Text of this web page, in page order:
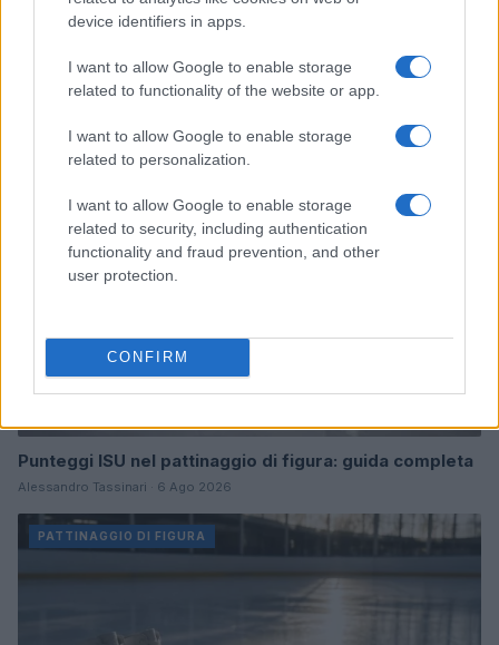
device identifiers in apps.
I want to allow Google to enable storage
related to functionality of the website or app.
I want to allow Google to enable storage
related to personalization.
I want to allow Google to enable storage
related to security, including authentication
functionality and fraud prevention, and other
user protection.
CONFIRM
Allenamento fuori ghiaccio per pattinaggio di figura:
equilibrio, forza e salti a secco
Beatrice Beretta · 7 Ago 2026
Punteggi ISU nel pattinaggio di figura: guida completa
Alessandro Tassinari · 6 Ago 2026
PATTINAGGIO DI FIGURA